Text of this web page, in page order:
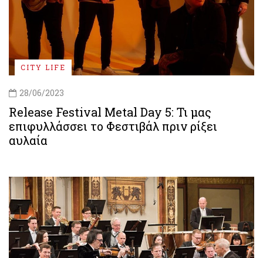
CITY LIFE
28/06/2023
Release Festival Metal Day 5: Τι μας
επιφυλλάσσει το Φεστιβάλ πριν ρίξει
αυλαία